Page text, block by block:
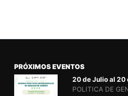
PRÓXIMOS EVENTOS
20 de Julio al 20
POLITICA DE